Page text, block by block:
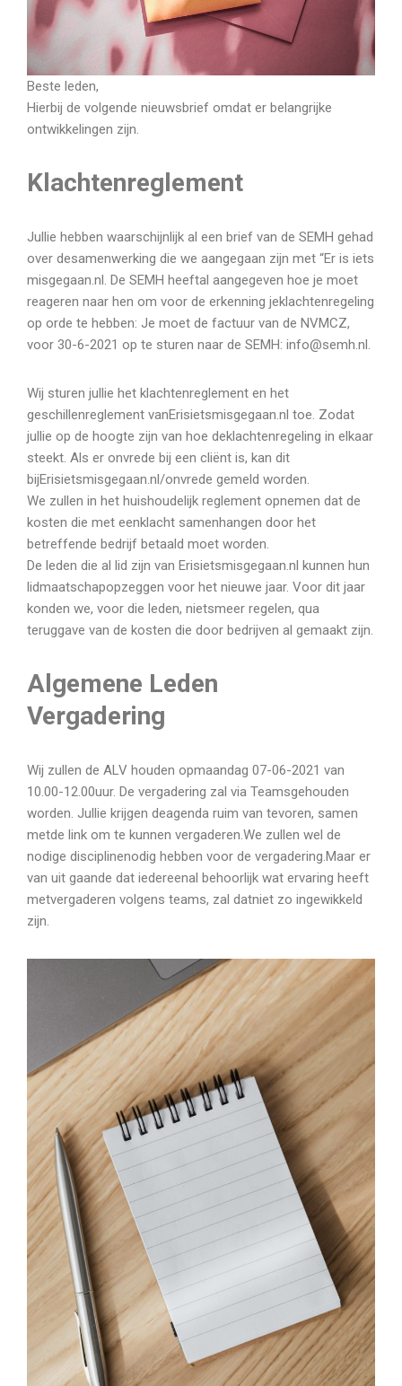
Beste leden,
Hierbij de volgende nieuwsbrief omdat er belangrijke
ontwikkelingen zijn.
Klachtenreglement
Jullie hebben waarschijnlijk al een brief van de SEMH gehad
over desamenwerking die we aangegaan zijn met “Er is iets
misgegaan.nl. De SEMH heeftal aangegeven hoe je moet
reageren naar hen om voor de erkenning jeklachtenregeling
op orde te hebben: Je moet de factuur van de NVMCZ,
voor 30-6-2021 op te sturen naar de SEMH: info@semh.nl.
Wij sturen jullie het klachtenreglement en het
geschillenreglement vanErisietsmisgegaan.nl toe. Zodat
jullie op de hoogte zijn van hoe deklachtenregeling in elkaar
steekt. Als er onvrede bij een cliënt is, kan dit
bijErisietsmisgegaan.nl/onvrede gemeld worden.
We zullen in het huishoudelijk reglement opnemen dat de
kosten die met eenklacht samenhangen door het
betreffende bedrijf betaald moet worden.
De leden die al lid zijn van Erisietsmisgegaan.nl kunnen hun
lidmaatschapopzeggen voor het nieuwe jaar. Voor dit jaar
konden we, voor die leden, nietsmeer regelen, qua
teruggave van de kosten die door bedrijven al gemaakt zijn.
Algemene Leden
Vergadering
Wij zullen de ALV houden opmaandag 07-06-2021 van
10.00-12.00uur. De vergadering zal via Teamsgehouden
worden. Jullie krijgen deagenda ruim van tevoren, samen
metde link om te kunnen vergaderen.We zullen wel de
nodige disciplinenodig hebben voor de vergadering.Maar er
van uit gaande dat iedereenal behoorlijk wat ervaring heeft
metvergaderen volgens teams, zal datniet zo ingewikkeld
zijn.